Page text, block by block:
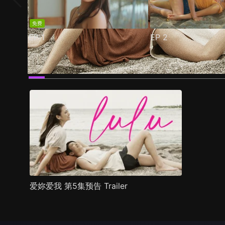
免费
EP1 EP2
预告 剧照 推荐影片 剧情介绍
爱妳爱我 第5集预告 Trailer